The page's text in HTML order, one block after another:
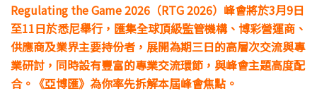
Regulating the Game 2026（RTG 2026）峰會將於3月9日
至11日於悉尼舉行，匯集全球頂級監管機構、博彩營運商、
供應商及業界主要持份者，展開為期三日的高層次交流與專
業研討，同時設有豐富的專業交流環節，與峰會主題高度配
合。《亞博匯》為你率先拆解本屆峰會焦點。